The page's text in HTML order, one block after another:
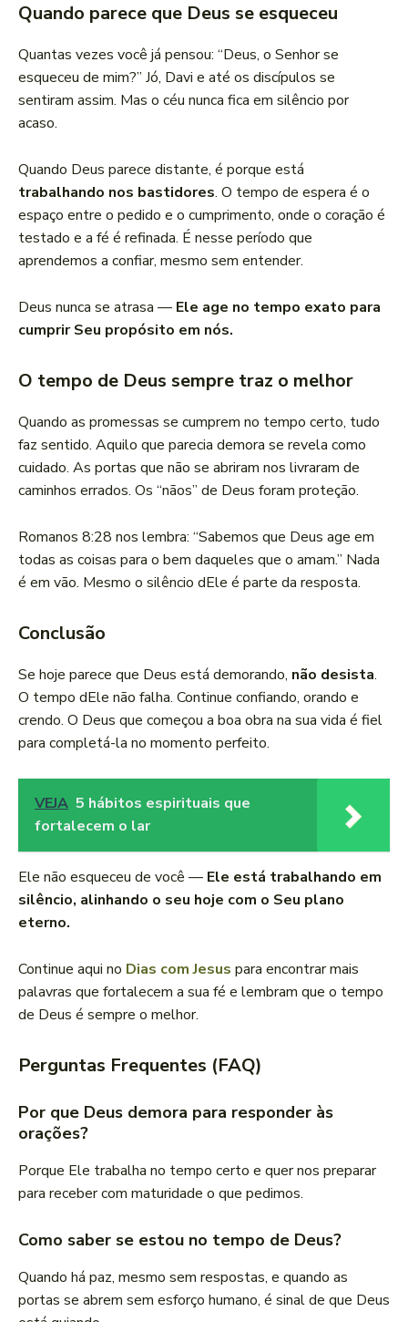
Quando parece que Deus se esqueceu
Quantas vezes você já pensou: “Deus, o Senhor se
esqueceu de mim?” Jó, Davi e até os discípulos se
sentiram assim. Mas o céu nunca fica em silêncio por
acaso.
Quando Deus parece distante, é porque está
trabalhando nos bastidores. O tempo de espera é o
espaço entre o pedido e o cumprimento, onde o coração é
testado e a fé é refinada. É nesse período que
aprendemos a confiar, mesmo sem entender.
Deus nunca se atrasa — Ele age no tempo exato para
cumprir Seu propósito em nós.
O tempo de Deus sempre traz o melhor
Quando as promessas se cumprem no tempo certo, tudo
faz sentido. Aquilo que parecia demora se revela como
cuidado. As portas que não se abriram nos livraram de
caminhos errados. Os “nãos” de Deus foram proteção.
Romanos 8:28 nos lembra: “Sabemos que Deus age em
todas as coisas para o bem daqueles que o amam.” Nada
é em vão. Mesmo o silêncio dEle é parte da resposta.
Conclusão
Se hoje parece que Deus está demorando, não desista.
O tempo dEle não falha. Continue confiando, orando e
crendo. O Deus que começou a boa obra na sua vida é fiel
para completá-la no momento perfeito.
VEJA 5 hábitos espirituais que
fortalecem o lar
Ele não esqueceu de você — Ele está trabalhando em
silêncio, alinhando o seu hoje com o Seu plano
eterno.
Continue aqui no Dias com Jesus para encontrar mais
palavras que fortalecem a sua fé e lembram que o tempo
de Deus é sempre o melhor.
Perguntas Frequentes (FAQ)
Por que Deus demora para responder às
orações?
Porque Ele trabalha no tempo certo e quer nos preparar
para receber com maturidade o que pedimos.
Como saber se estou no tempo de Deus?
Quando há paz, mesmo sem respostas, e quando as
portas se abrem sem esforço humano, é sinal de que Deus